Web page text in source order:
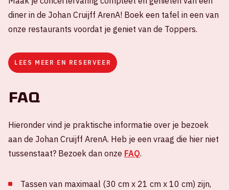
diner in de Johan Cruijff ArenA! Boek een tafel in een van
onze restaurants voordat je geniet van de Toppers.
LEES MEER EN RESERVEER
FAQ
Hieronder vind je praktische informatie over je bezoek
aan de Johan Cruijff ArenA. Heb je een vraag die hier niet
tussenstaat? Bezoek dan onze FAQ.
Tassen van maximaal (30 cm x 21 cm x 10 cm) zijn,